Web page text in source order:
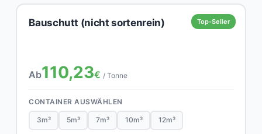
Top-Seller
Bauschutt (nicht sortenrein)
Ab110,23€ / Tonne
CONTAINER AUSWÄHLEN
3m³ 5m³ 7m³ 10m³ 12m³